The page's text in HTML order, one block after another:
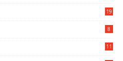
19
8
11